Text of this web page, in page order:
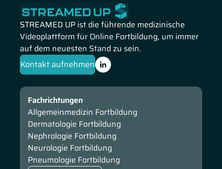
STREAMED UP ist die führende medizinische
Videoplattform für Online Fortbildung, um immer
auf dem neuesten Stand zu sein.
Kontakt aufnehmen
Fachrichtungen
Allgemeinmedizin Fortbildung
Dermatologie Fortbildung
Nephrologie Fortbildung
Neurologie Fortbildung
Pneumologie Fortbildung